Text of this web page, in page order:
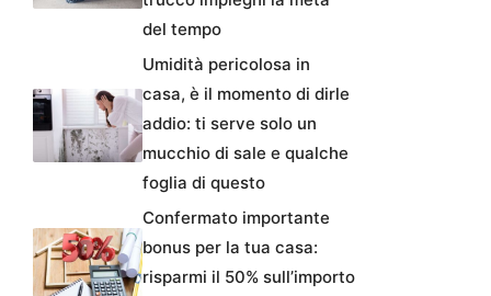
del tempo
Umidità pericolosa in
casa, è il momento di dirle
addio: ti serve solo un
mucchio di sale e qualche
foglia di questo
Confermato importante
bonus per la tua casa:
risparmi il 50% sull’importo